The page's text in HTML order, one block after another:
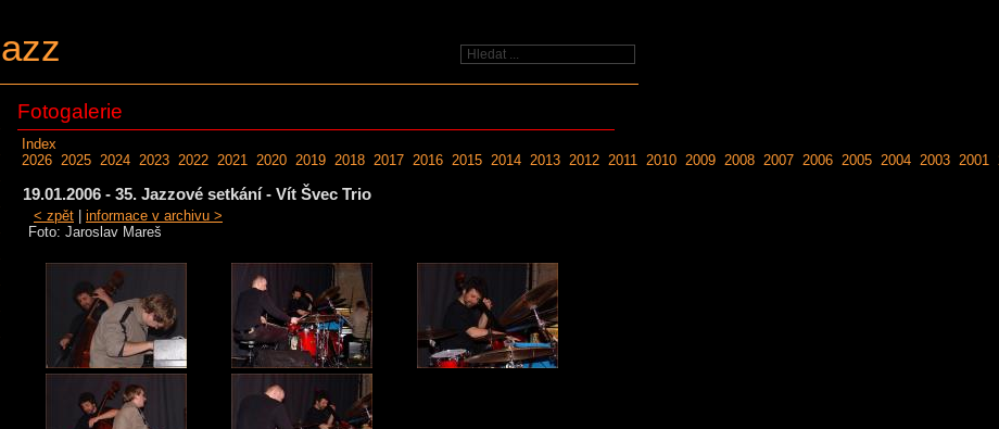
azz
Fotogalerie
Index
2026 2025 2024 2023 2022 2021 2020 2019 2018 2017 2016 2015 2014 2013 2012 2011 2010 2009 2008 2007 2006 2005 2004 2003 2001
19.01.2006 - 35. Jazzové setkání - Vít Švec Trio
< zpět
informace v archivu >
Foto: Jaroslav Mareš